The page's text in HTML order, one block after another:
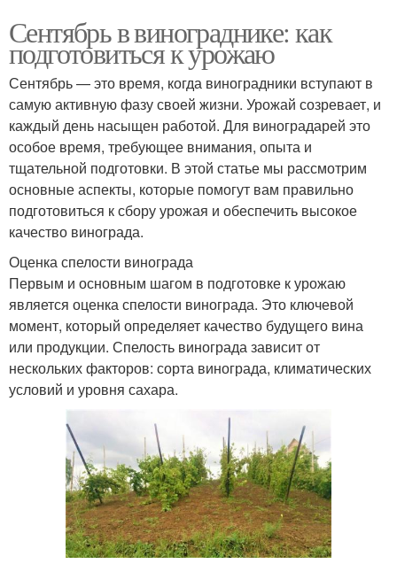
Сентябрь в винограднике: как
подготовиться к урожаю
Сентябрь — это время, когда виноградники вступают в
самую активную фазу своей жизни. Урожай созревает, и
каждый день насыщен работой. Для виноградарей это
особое время, требующее внимания, опыта и
тщательной подготовки. В этой статье мы рассмотрим
основные аспекты, которые помогут вам правильно
подготовиться к сбору урожая и обеспечить высокое
качество винограда.
Оценка спелости винограда
Первым и основным шагом в подготовке к урожаю
является оценка спелости винограда. Это ключевой
момент, который определяет качество будущего вина
или продукции. Спелость винограда зависит от
нескольких факторов: сорта винограда, климатических
условий и уровня сахара.